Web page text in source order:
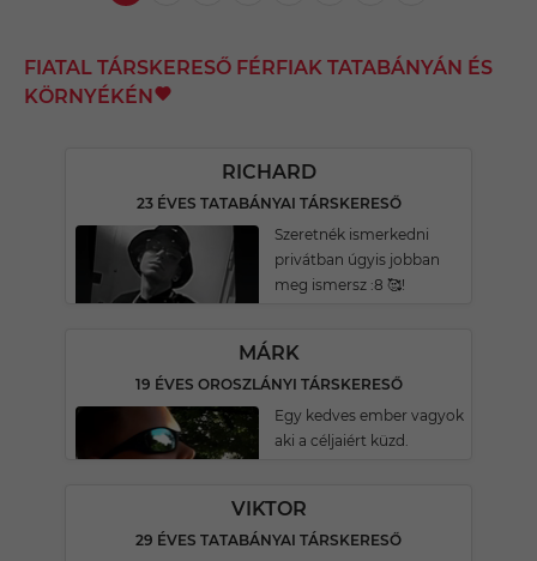
FIATAL TÁRSKERESŐ FÉRFIAK TATABÁNYÁN ÉS
KÖRNYÉKÉN
RICHARD
23 ÉVES TATABÁNYAI TÁRSKERESŐ
Szeretnék ismerkedni
privátban úgyis jobban
meg ismersz :8 🥰!
MÁRK
19 ÉVES OROSZLÁNYI TÁRSKERESŐ
Egy kedves ember vagyok
aki a céljaiért küzd.
VIKTOR
29 ÉVES TATABÁNYAI TÁRSKERESŐ